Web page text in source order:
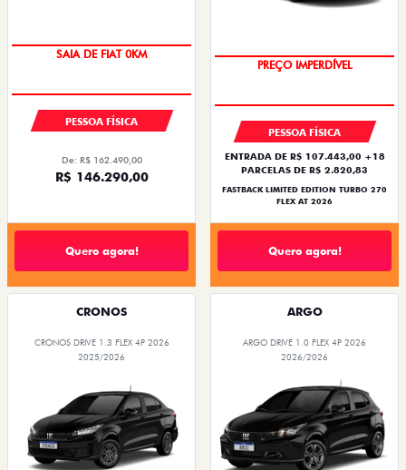
SAIA DE FIAT 0KM
PESSOA FÍSICA
De: R$ 162.490,00
R$ 146.290,00
Quero agora!
PREÇO IMPERDÍVEL
PESSOA FÍSICA
ENTRADA DE R$ 107.443,00 +18
PARCELAS DE R$ 2.820,83
FASTBACK LIMITED EDITION TURBO 270
FLEX AT 2026
Quero agora!
CRONOS
CRONOS DRIVE 1.3 FLEX 4P 2026
2025/2026
ARGO
ARGO DRIVE 1.0 FLEX 4P 2026
2026/2026